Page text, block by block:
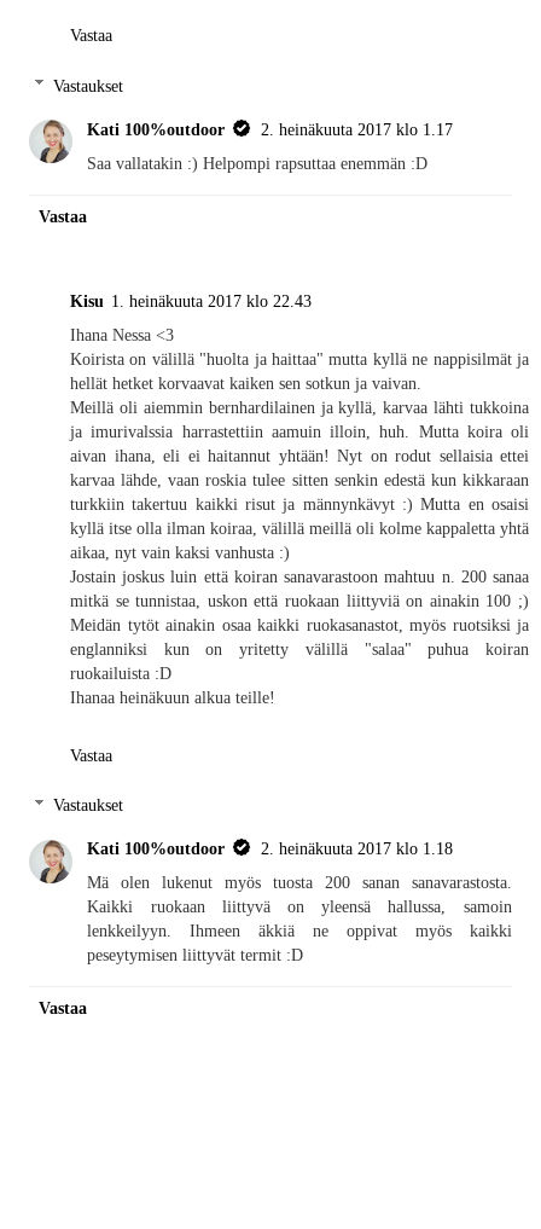
Vastaa
Vastaukset
Kati 100%outdoor
2. heinäkuuta 2017 klo 1.17
Saa vallatakin :) Helpompi rapsuttaa enemmän :D
Vastaa
Kisu 1. heinäkuuta 2017 klo 22.43
Ihana Nessa <3
Koirista on välillä "huolta ja haittaa" mutta kyllä ne nappisilmät ja
hellät hetket korvaavat kaiken sen sotkun ja vaivan.
Meillä oli aiemmin bernhardilainen ja kyllä, karvaa lähti tukkoina
ja imurivalssia harrastettiin aamuin illoin, huh. Mutta koira oli
aivan ihana, eli ei haitannut yhtään! Nyt on rodut sellaisia ettei
karvaa lähde, vaan roskia tulee sitten senkin edestä kun kikkaraan
turkkiin takertuu kaikki risut ja männynkävyt :) Mutta en osaisi
kyllä itse olla ilman koiraa, välillä meillä oli kolme kappaletta yhtä
aikaa, nyt vain kaksi vanhusta :)
Jostain joskus luin että koiran sanavarastoon mahtuu n. 200 sanaa
mitkä se tunnistaa, uskon että ruokaan liittyviä on ainakin 100 ;)
Meidän tytöt ainakin osaa kaikki ruokasanastot, myös ruotsiksi ja
englanniksi kun on yritetty välillä "salaa" puhua koiran
ruokailuista :D
Ihanaa heinäkuun alkua teille!
Vastaa
Vastaukset
Kati 100%outdoor
2. heinäkuuta 2017 klo 1.18
Mä olen lukenut myös tuosta 200 sanan sanavarastosta.
Kaikki ruokaan liittyvä on yleensä hallussa, samoin
lenkkeilyyn. Ihmeen äkkiä ne oppivat myös kaikki
peseytymisen liittyvät termit :D
Vastaa